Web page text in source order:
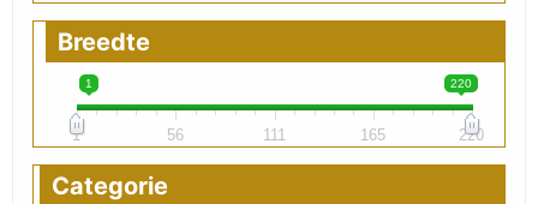
Breedte
1 220
1 56 111 165 220
Categorie